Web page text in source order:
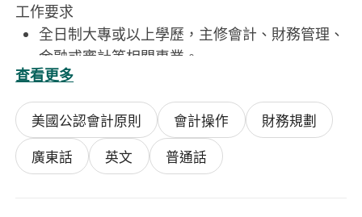
工作要求
全日制大專或以上學歷，主修會計、財務管理、
金融或審計等相關專業。
持有會計職稱或以上專業資格（如會計師、審計
師）。
具備至少8年財務會計實務經驗，其中3年以上財
務管理崗位經驗。
熟悉香港及內地財稅法規，熟悉利得稅申報、審
查看更多
美國公認會計原則 會計操作
財務規劃
廣東話
英文 普通話